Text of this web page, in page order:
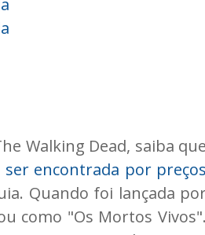
Walking Dead, saiba que
ser encontrada por preços
Quando foi lançada por
como "Os Mortos Vivos".